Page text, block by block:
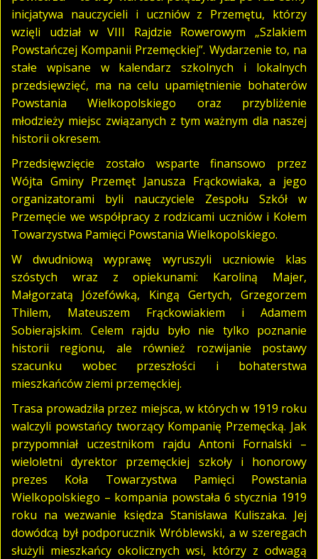
inicjatywa nauczycieli i uczniów z Przemętu, którzy
wzięli udział w VIII Rajdzie Rowerowym „Szlakiem
Powstańczej Kompanii Przemęckiej”. Wydarzenie to, na
stałe wpisane w kalendarz szkolnych i lokalnych
przedsięwzięć, ma na celu upamiętnienie bohaterów
Powstania Wielkopolskiego oraz przybliżenie
młodzieży miejsc związanych z tym ważnym dla naszej
historii okresem.
Przedsięwzięcie zostało wsparte finansowo przez
Wójta Gminy Przemęt Janusza Frąckowiaka, a jego
organizatorami byli nauczyciele Zespołu Szkół w
Przemęcie we współpracy z rodzicami uczniów i Kołem
Towarzystwa Pamięci Powstania Wielkopolskiego.
W dwudniową wyprawę wyruszyli uczniowie klas
szóstych wraz z opiekunami: Karoliną Majer,
Małgorzatą Józefówką, Kingą Gertych, Grzegorzem
Thilem, Mateuszem Frąckowiakiem i Adamem
Sobierajskim. Celem rajdu było nie tylko poznanie
historii regionu, ale również rozwijanie postawy
szacunku wobec przeszłości i bohaterstwa
mieszkańców ziemi przemęckiej.
Trasa prowadziła przez miejsca, w których w 1919 roku
walczyli powstańcy tworzący Kompanię Przemęcką. Jak
przypomniał uczestnikom rajdu Antoni Fornalski –
wieloletni dyrektor przemęckiej szkoły i honorowy
prezes Koła Towarzystwa Pamięci Powstania
Wielkopolskiego – kompania powstała 6 stycznia 1919
roku na wezwanie księdza Stanisława Kuliszaka. Jej
dowódcą był podporucznik Wróblewski, a w szeregach
służyli mieszkańcy okolicznych wsi, którzy z odwagą